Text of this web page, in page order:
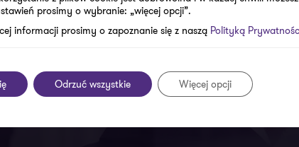
dokonanie rozstrzygnięcia w oparciu o UPO.
prosimy o wybranie: „więcej opcji”.
informacji prosimy o zapoznanie się z naszą Polityką
Odrzuć wszystkie Więcej opcji